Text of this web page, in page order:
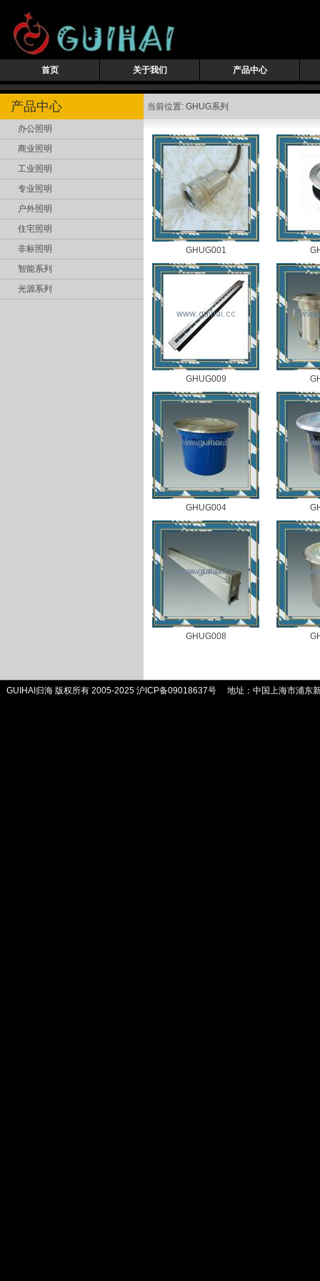
首页 关于我们 产品中心
当前位置: GHUG系列
GHUG001
GHUG009
GHUG004
GHUG008
产品中心
办公照明
商业照明
工业照明
专业照明
户外照明
住宅照明
非标照明
智能系列
光源系列
GUIHAI归海 版权所有 2005-2025 沪ICP备09018637号 地址：中国上海市浦东